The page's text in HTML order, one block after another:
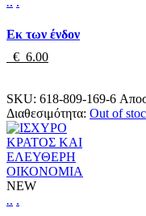
Εκ των ένδον
€ 6.00
SKU: 618-809-169-6
Διαθεσιμότητα: Out of
NEW
.. .